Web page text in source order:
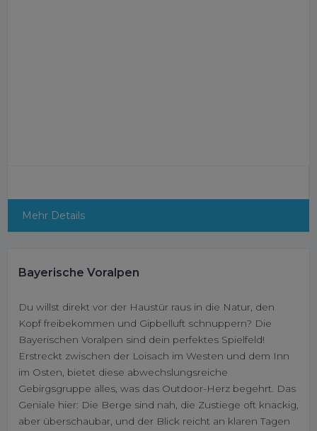
Mehr Details
Bayerische Voralpen
Du willst direkt vor der Haustür raus in die Natur, den
Kopf freibekommen und Gipbelluft schnuppern? Die
Bayerischen Voralpen sind dein perfektes Spielfeld!
Erstreckt zwischen der Loisach im Westen und dem Inn
im Osten, bietet diese abwechslungsreiche
Gebirgsgruppe alles, was das Outdoor-Herz begehrt. Das
Geniale hier: Die Berge sind nah, die Zustiege oft knackig,
aber überschaubar, und der Blick reicht an klaren Tagen